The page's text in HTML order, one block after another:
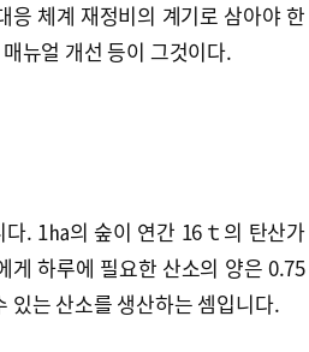
응 체계 재정비의 계기로 삼아야 한
뉴얼 개선 등이 그것이다.
. 1㏊의 숲이 연간 16ｔ의 탄산가
하루에 필요한 산소의 양은 0.75
있는 산소를 생산하는 셈입니다.